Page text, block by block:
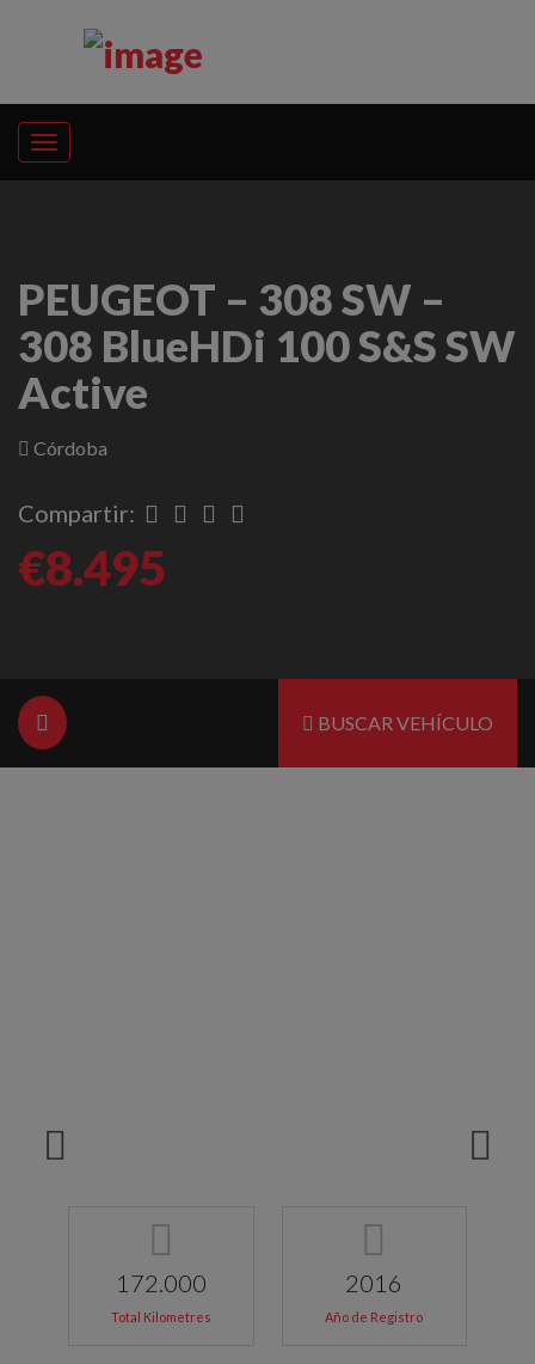
PEUGEOT – 308 SW –
308 BlueHDi 100 S&S SW
Active
Córdoba
Compartir:
€8.495
BUSCAR VEHÍCULO
172.000
Total Kilometres
2016
Año de Registro